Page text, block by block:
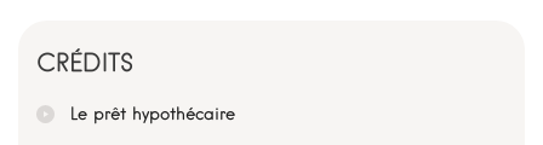
CRÉDITS
Le prêt hypothécaire